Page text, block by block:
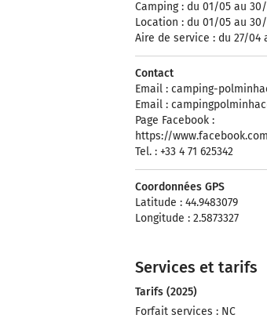
Camping : du 01/05 au
Location : du 01/05 au
Aire de service : du 27/04
Contact
Email : camping-
Email :
Page Facebook :
https://
Tel. : +33 4 71 625342
Coordonnées GPS
Latitude : 44.9483079
Longitude : 2.5873327
Services et tarifs
Tarifs (2025)
Forfait services : NC